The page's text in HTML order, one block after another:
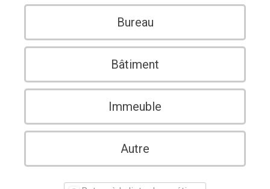
Bureau
Bâtiment
Immeuble
Autre